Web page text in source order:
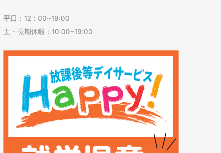
平日：12：00~19:00
土・長期休暇：10:00~19:00